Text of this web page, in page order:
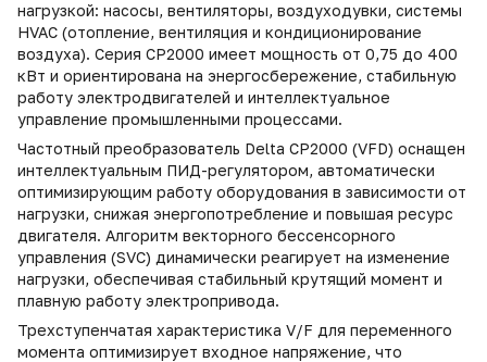
нагрузкой: насосы, вентиляторы, воздуходувки, системы
HVAC (отопление, вентиляция и кондиционирование
воздуха). Серия CP2000 имеет мощность от 0,75 до 400
кВт и ориентирована на энергосбережение, стабильную
работу электродвигателей и интеллектуальное
управление промышленными процессами.
Частотный преобразователь Delta CP2000 (VFD) оснащен
интеллектуальным ПИД-регулятором, автоматически
оптимизирующим работу оборудования в зависимости от
нагрузки, снижая энергопотребление и повышая ресурс
двигателя. Алгоритм векторного бессенсорного
управления (SVC) динамически реагирует на изменение
нагрузки, обеспечивая стабильный крутящий момент и
плавную работу электропривода.
Трехступенчатая характеристика V/F для переменного
момента оптимизирует входное напряжение, что